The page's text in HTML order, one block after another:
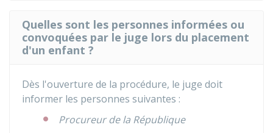
Quelles sont les personnes informées ou
convoquées par le juge lors du placement
d'un enfant ?
Dès l'ouverture de la procédure, le juge doit
informer les personnes suivantes :
Procureur de la République